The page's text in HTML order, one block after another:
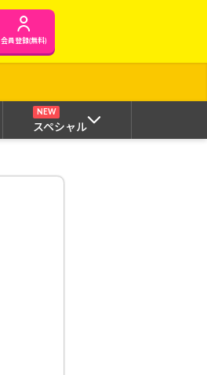
会員登録(無料)
NEW
スペシャル